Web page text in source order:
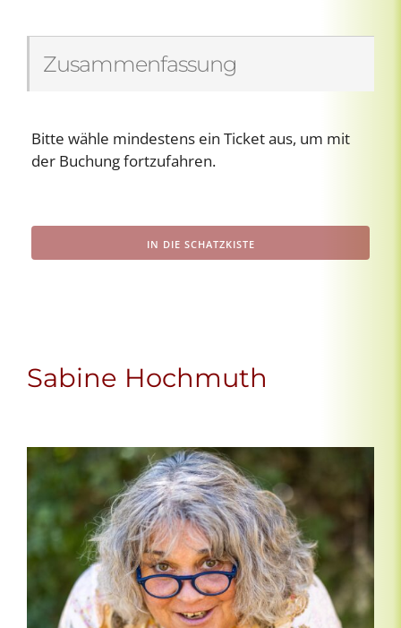
Zusammenfassung
Bitte wähle mindestens ein Ticket aus, um mit
der Buchung fortzufahren.
Sabine Hochmuth